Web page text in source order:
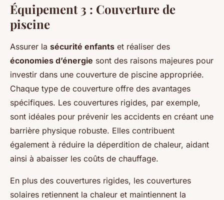
Équipement 3 : Couverture de
piscine
Assurer la sécurité enfants et réaliser des
économies d’énergie sont des raisons majeures pour
investir dans une couverture de piscine appropriée.
Chaque type de couverture offre des avantages
spécifiques. Les couvertures rigides, par exemple,
sont idéales pour prévenir les accidents en créant une
barrière physique robuste. Elles contribuent
également à réduire la déperdition de chaleur, aidant
ainsi à abaisser les coûts de chauffage.
En plus des couvertures rigides, les couvertures
solaires retiennent la chaleur et maintiennent la